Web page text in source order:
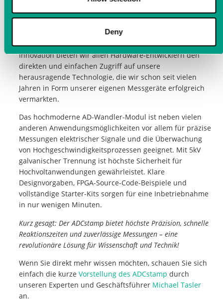
Deny
Messeingänge in ein existierendes oder ein neues
Herausforderungen des analogen und digitalen
Messkanals selbst kümmern zu müssen. Mit dieser
Innovation bieten wir allen Hardware-Entwicklern den
direkten und einfachen Zugriff auf unsere
herausragende Technologie, die wir schon seit vielen
Jahren in Form unserer eigenen Messgeräte erfolgreich
vermarkten.
Das hochmoderne AD-Wandler-Modul ist neben vielen
anderen Anwendungsmöglichkeiten vor allem für präzise
Messungen elektrischer Signale und die Überwachung
von Hochgeschwindigkeitsprozessen geeignet. Mit 5kV
galvanischer Trennung ist höchste Sicherheit für
Hochvoltanwendungen gewährleistet. Klare
Designvorgaben, FPGA-Source-Code-Beispiele und
vollständige Starter-Kits sorgen für eine Inbetriebnahme
in nur wenigen Minuten.
Kurz gesagt: Der ADCstamp bietet höchste Präzision, schnelle
Reaktionszeiten und zuverlässige Messungen – eine
revolutionäre Lösung für Wissenschaft und Technik!
Wenn Sie direkt mehr wissen möchten, schauen Sie sich
einfach die kurze Vorstellung des ADCstamp durch
unseren Experten und Geschäftsführer Michael Tasler
an.